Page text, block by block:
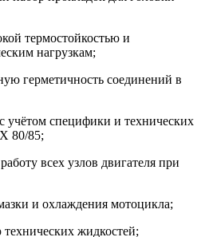
термостойкостью и
нагрузкам;
герметичность соединений в
учётом специфики и технических
80/85;
всех узлов двигателя при
и охлаждения мотоцикла;
жидкостей;